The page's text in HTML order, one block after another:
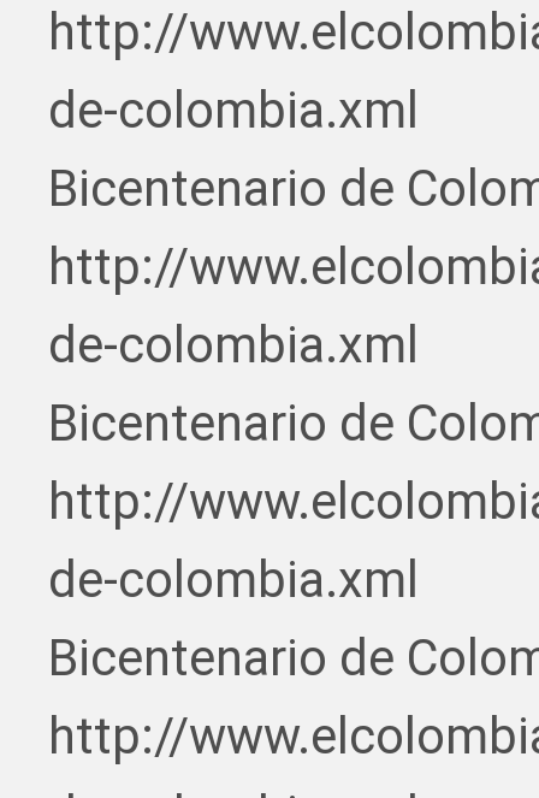
http://
de-colombia.xml
Bicentenario de
http://
de-colombia.xml
Bicentenario de
http://
de-colombia.xml
Bicentenario de
http://